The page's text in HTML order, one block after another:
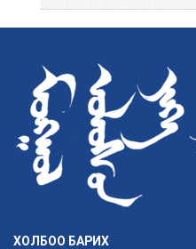
ХОЛБОО БАРИХ